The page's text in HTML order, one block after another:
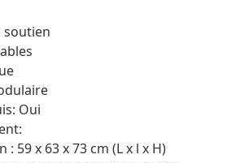
soutien
Oui
: 59 x 63 x 73 cm (L x l x H)